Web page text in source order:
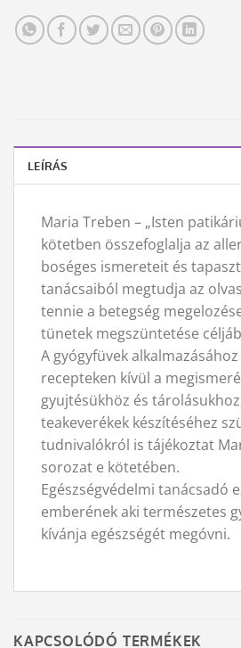
LEÍRÁS
Maria Treben – „Isten
kötetben összefoglalja az
boséges ismereteit és
tanácsaiból megtudja az
tennie a betegség
tünetek megszüntetése
A gyógyfüvek
recepteken kívül a
gyujtésükhöz és
teakeverékek készítéséhez
tudnivalókról is tájékoztat
sorozat e kötetében.
Egészségvédelmi tanácsadó
emberének aki természetes
kívánja egészségét megóvni.
KAPCSOLÓDÓ TERMÉKEK